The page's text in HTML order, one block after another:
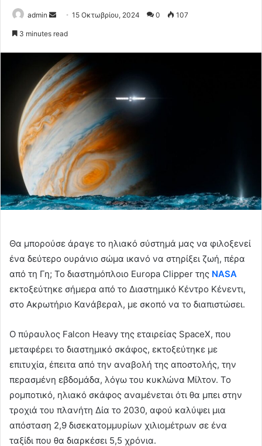
admin
Send15 Οκτωβρίου, 2024 0 107
3 minutes read
Θα μπορούσε άραγε το ηλιακό σύστημά μας να φιλοξενεί
ένα δεύτερο ουράνιο σώμα ικανό να στηρίξει ζωή, πέρα
από τη Γη; Το διαστημόπλοιο Europa Clipper της NASA
εκτοξεύτηκε σήμερα από το Διαστημικό Κέντρο Κένεντι,
στο Ακρωτήριο Κανάβεραλ, με σκοπό να το διαπιστώσει.
Ο πύραυλος Falcon Heavy της εταιρείας SpaceX, που
μεταφέρει το διαστημικό σκάφος, εκτοξεύτηκε με
επιτυχία, έπειτα από την αναβολή της αποστολής, την
περασμένη εβδομάδα, λόγω του κυκλώνα Μίλτον. Το
ρομποτικό, ηλιακό σκάφος αναμένεται ότι θα μπει στην
τροχιά του πλανήτη Δία το 2030, αφού καλύψει μια
απόσταση 2,9 δισεκατομμυρίων χιλιομέτρων σε ένα
ταξίδι που θα διαρκέσει 5,5 χρόνια.